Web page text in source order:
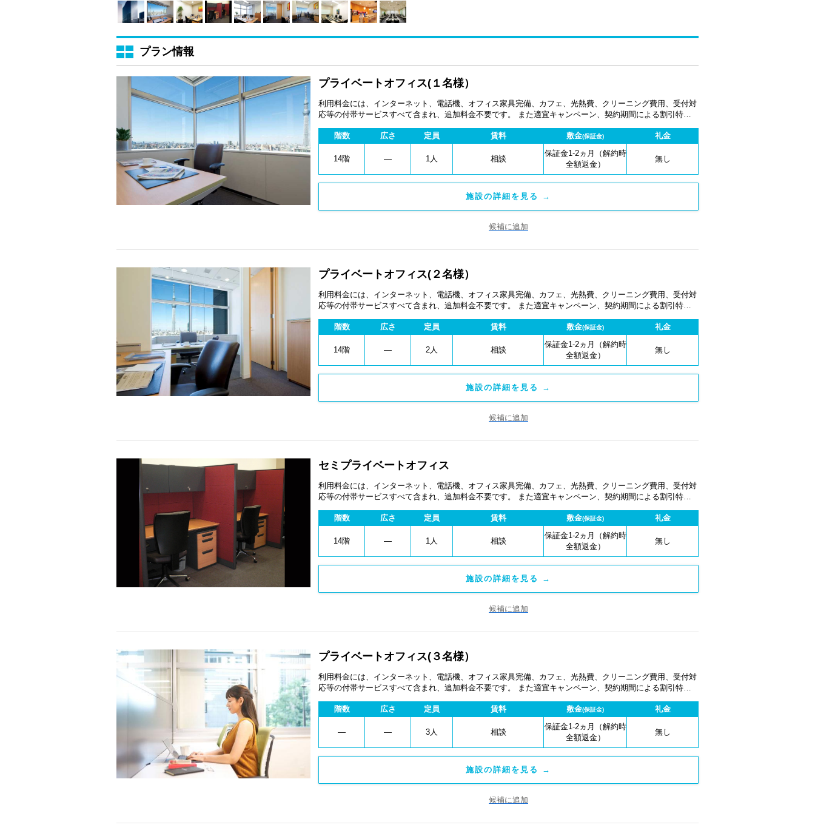
プラン情報
プライベートオフィス(１名様）
利用料金には、インターネット、電話機、オフィス家具完備、カフェ、光熱費、クリーニング費用、受付対
応等の付帯サービスすべて含まれ、追加料金不要です。 また適宜キャンペーン、契約期間による割引特典
階数
広さ 定員 賃料 敷金(保証金) 礼金
14階 ― 1人 相談
保証金1-2ヵ月（解約時
全額返金）
無し
施設の詳細を見る →
候補に追加
プライベートオフィス(２名様）
利用料金には、インターネット、電話機、オフィス家具完備、カフェ、光熱費、クリーニング費用、受付対
応等の付帯サービスすべて含まれ、追加料金不要です。 また適宜キャンペーン、契約期間による割引特典
階数
広さ 定員 賃料 敷金(保証金) 礼金
14階 ― 2人 相談
保証金1-2ヵ月（解約時
全額返金）
無し
施設の詳細を見る →
候補に追加
セミプライベートオフィス
利用料金には、インターネット、電話機、オフィス家具完備、カフェ、光熱費、クリーニング費用、受付対
応等の付帯サービスすべて含まれ、追加料金不要です。 また適宜キャンペーン、契約期間による割引特典
階数
広さ 定員 賃料 敷金(保証金) 礼金
14階 ― 1人 相談
保証金1-2ヵ月（解約時
全額返金）
無し
施設の詳細を見る →
候補に追加
プライベートオフィス(３名様）
利用料金には、インターネット、電話機、オフィス家具完備、カフェ、光熱費、クリーニング費用、受付対
応等の付帯サービスすべて含まれ、追加料金不要です。 また適宜キャンペーン、契約期間による割引特典
階数
広さ 定員 賃料 敷金(保証金) 礼金
― ― 3人 相談
保証金1-2ヵ月（解約時
全額返金）
無し
施設の詳細を見る →
候補に追加